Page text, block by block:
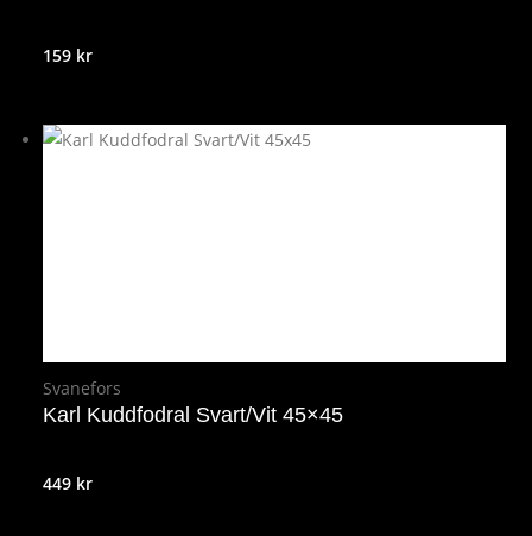
159 kr
Svanefors
Karl Kuddfodral Svart/Vit 45×45
449 kr